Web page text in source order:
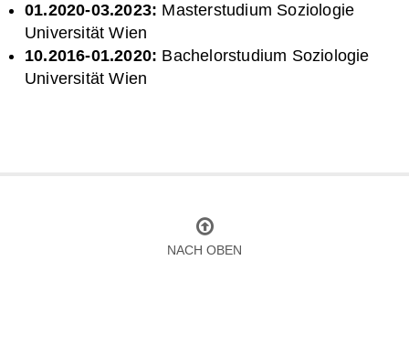
01.2020-03.2023: Masterstudium Soziologie
Universität Wien
10.2016-01.2020: Bachelorstudium Soziologie
Universität Wien
NACH OBEN